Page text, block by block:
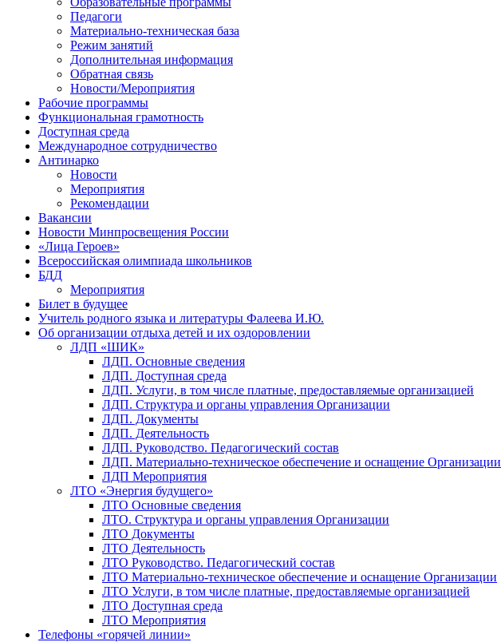
Педагоги
Материально-техническая база
Режим занятий
Дополнительная информация
Обратная связь
Новости/Мероприятия
Рабочие программы
Функциональная грамотность
Доступная среда
Международное сотрудничество
Антинарко
Новости
Мероприятия
Рекомендации
Вакансии
Новости Минпросвещения России
«Лица Героев»
Всероссийская олимпиада школьников
БДД
Мероприятия
Билет в будущее
Учитель родного языка и литературы Фалеева И.Ю.
Об организации отдыха детей и их оздоровлении
ЛДП «ШИК»
ЛДП. Основные сведения
ЛДП. Доступная среда
ЛДП. Услуги, в том числе платные, предоставляемые организацией
ЛДП. Структура и органы управления Организации
ЛДП. Документы
ЛДП. Деятельность
ЛДП. Руководство. Педагогический состав
ЛДП. Материально-техническое обеспечение и оснащение Организации
ЛДП Мероприятия
ЛТО «Энергия будущего»
ЛТО Основные сведения
ЛТО. Структура и органы управления Организации
ЛТО Документы
ЛТО Деятельность
ЛТО Руководство. Педагогический состав
ЛТО Материально-техническое обеспечение и оснащение Организации
ЛТО Услуги, в том числе платные, предоставляемые организацией
ЛТО Доступная среда
ЛТО Мероприятия
Телефоны «горячей линии»